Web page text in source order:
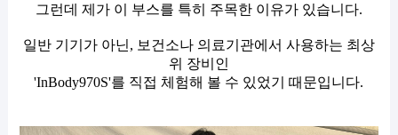
그런데 제가 이 부스를 특히 주목한 이유가 있습니다.
일반 기기가 아닌, 보건소나 의료기관에서 사용하는 최상
위 장비인
'InBody970S'를 직접 체험해 볼 수 있었기 때문입니다.